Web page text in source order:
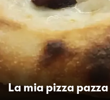
La mia pizza pazza